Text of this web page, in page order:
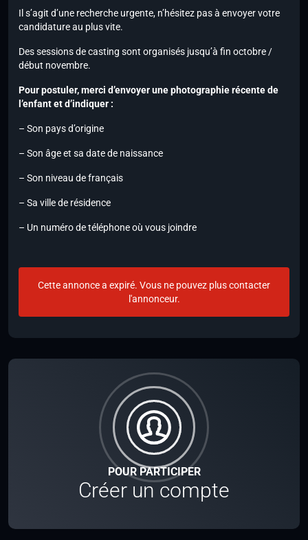
POUR PARTICIPER
Créer un compte
Il s’agit d’une recherche urgente, n’hésitez pas à envoyer votre
candidature au plus vite.
Des sessions de casting sont organisés jusqu’à fin octobre /
début novembre.
Pour postuler, merci d’envoyer une photographie récente de
l’enfant et d’indiquer :
– Son pays d’origine
– Son âge et sa date de naissance
– Son niveau de français
– Sa ville de résidence
– Un numéro de téléphone où vous joindre
Cette annonce a expiré. Vous ne pouvez plus contacter
l'annonceur.